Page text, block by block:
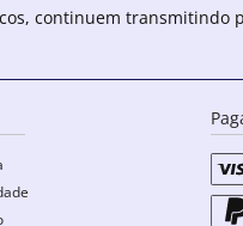
continuem transmitindo